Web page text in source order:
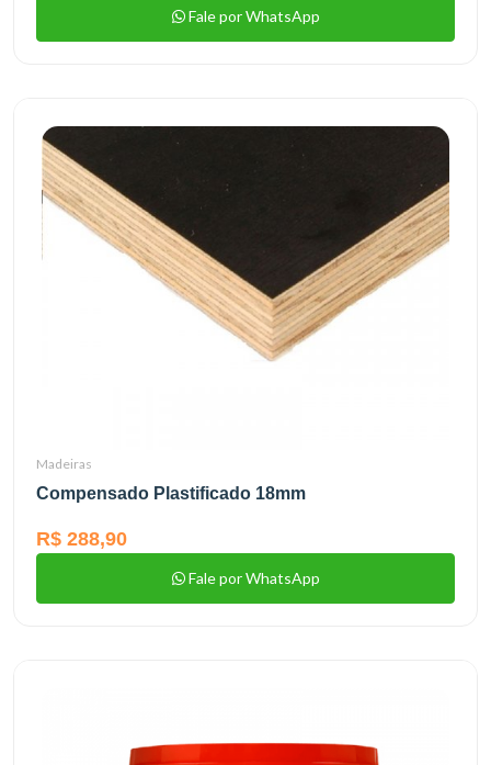
Fale por WhatsApp
Madeiras
Compensado Plastificado 18mm
R$ 288,90
Fale por WhatsApp